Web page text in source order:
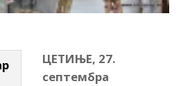
ЦЕТИЊЕ, 27.
септембра